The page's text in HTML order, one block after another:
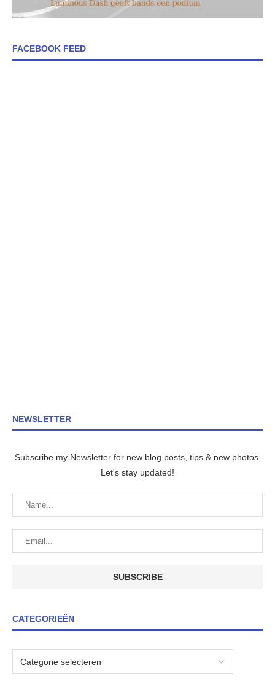
FACEBOOK FEED
NEWSLETTER
Subscribe my Newsletter for new blog posts, tips & new photos.
Let's stay updated!
CATEGORIEËN